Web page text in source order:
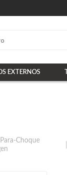
EXTERNOS
Choque